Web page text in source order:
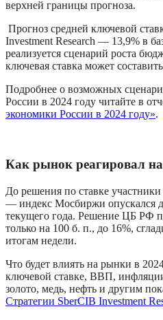
верхней границы прогноза.
Прогноз средней ключевой
Investment Research — 13,9% в
реализуется сценарий роста
ключевая ставка может
Подробнее о возможных
России в 2024 году читайте в
экономики России в 2024 году».
Как рынок реагировал
До решения по ставке
— индекс Мосбиржи опускался
текущего года. Решение ЦБ РФ
только на 100 б. п., до 16%,
итогам недели.
Что будет влиять на рынки в
ключевой ставке, ВВП,
Стратегии SberCIB Investment